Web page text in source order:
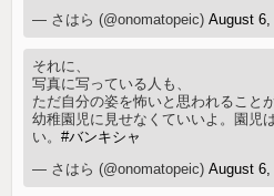
— さはら (@onomatopeic)August 6,
それに、
写真に写っている人も、
ただ自分の姿を怖いと思われること
幼稚園児に見せなくていいよ。園児
い。#バンキシャ
— さはら (@onomatopeic)August 6,